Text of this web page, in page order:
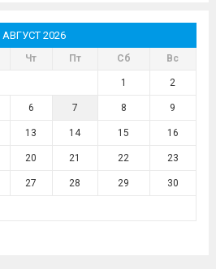
АВГУСТ 2026
Чт Пт Сб Вс
1 2
6 7 8 9
13 14 15 16
20 21 22 23
27 28 29 30